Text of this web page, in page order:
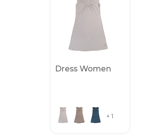
Dress Women
+ 1